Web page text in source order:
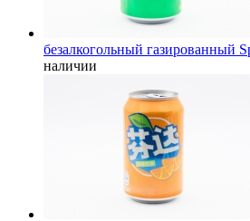
безалкогольный газированный
наличии